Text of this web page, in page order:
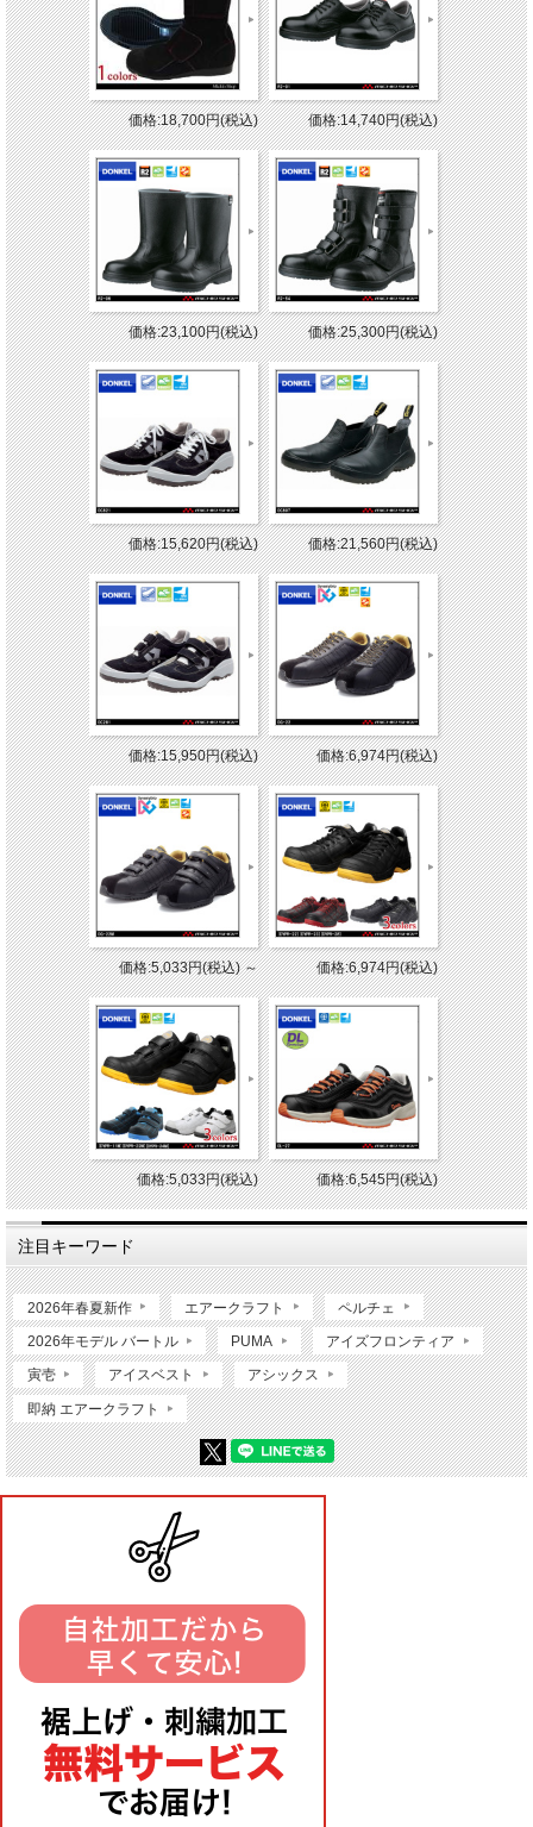
価格:18,700円(税込) 価格:14,740円(税込)
価格:23,100円(税込) 価格:25,300円(税込)
価格:15,620円(税込) 価格:21,560円(税込)
価格:15,950円(税込) 価格:6,974円(税込)
価格:5,033円(税込)～ 価格:6,974円(税込)
価格:5,033円(税込) 価格:6,545円(税込)
注目キーワード
2026年春夏新作 エアークラフト ペルチェ
2026年モデル バートル PUMA アイズフロンティア
寅壱 アイスベスト アシックス
即納 エアークラフト